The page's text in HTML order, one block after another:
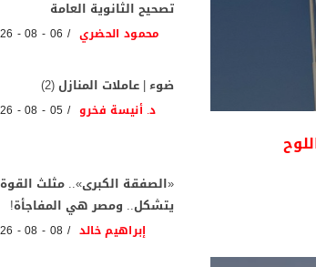
تصحيح الثانوية العامة
محمود الحضري 06 - 08 - 2026
ضوء | عاملات المنازل (2)
د. أنيسة فخرو 05 - 08 - 2026
«الصفقة الكبرى».. مثلث القوة
يتشكل.. ومصر هي المفاجأة!
إبراهيم خالد 08 - 08 - 2026